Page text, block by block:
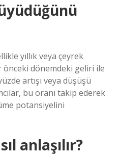
yıllık veya çeyrek
önceki dönemdeki geliri ile
artışı veya düşüşü
bu oranı takip ederek
potansiyelini
anlaşılır?